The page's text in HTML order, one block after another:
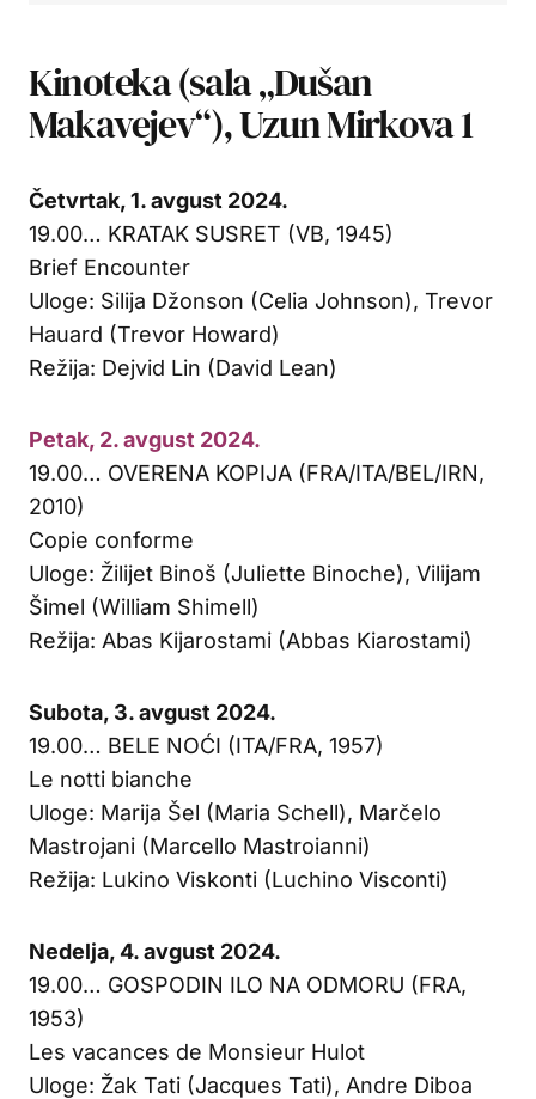
Kinoteka (sala „Dušan
Makavejev“), Uzun Mirkova 1
Četvrtak, 1. avgust 2024.
19.00… KRATAK SUSRET (VB, 1945)
Brief Encounter
Uloge: Silija Džonson (Celia Johnson), Trevor
Hauard (Trevor Howard)
Režija: Dejvid Lin (David Lean)
Petak, 2. avgust 2024.
19.00… OVERENA KOPIJA (FRA/ITA/BEL/IRN,
2010)
Copie conforme
Uloge: Žilijet Binoš (Juliette Binoche), Vilijam
Šimel (William Shimell)
Režija: Abas Kijarostami (Abbas Kiarostami)
Subota, 3. avgust 2024.
19.00… BELE NOĆI (ITA/FRA, 1957)
Le notti bianche
Uloge: Marija Šel (Maria Schell), Marčelo
Mastrojani (Marcello Mastroianni)
Režija: Lukino Viskonti (Luchino Visconti)
Nedelja, 4. avgust 2024.
19.00… GOSPODIN ILO NA ODMORU (FRA,
1953)
Les vacances de Monsieur Hulot
Uloge: Žak Tati (Jacques Tati), Andre Diboa